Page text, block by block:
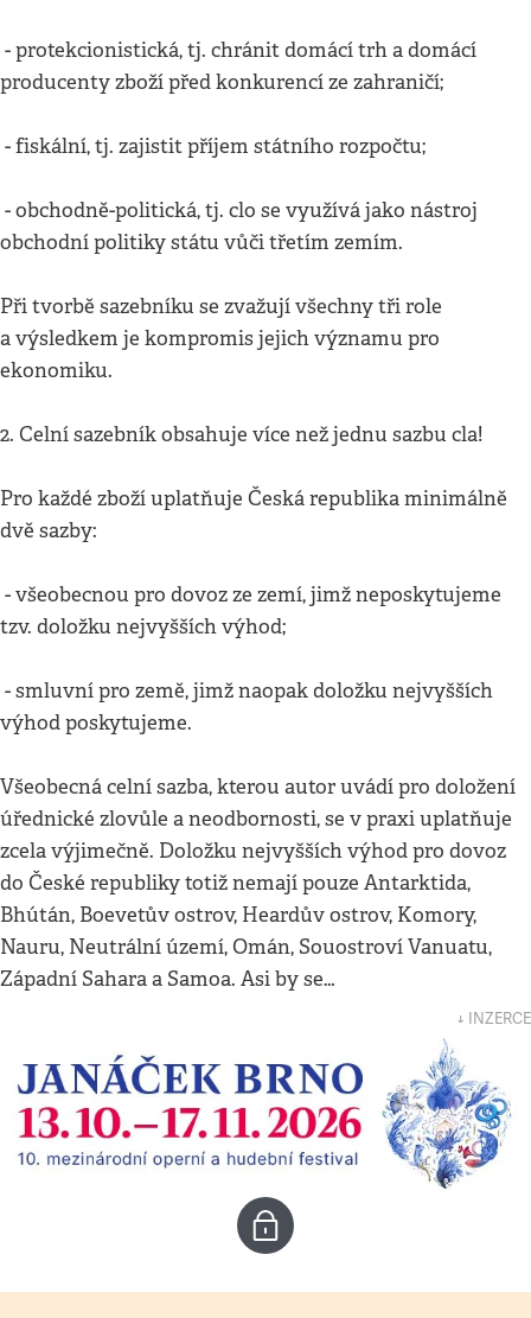
- protekcionistická, tj. chránit domácí trh a domácí
producenty zboží před konkurencí ze zahraničí;
- fiskální, tj. zajistit příjem státního rozpočtu;
- obchodně-politická, tj. clo se využívá jako nástroj
obchodní politiky státu vůči třetím zemím.
Při tvorbě sazebníku se zvažují všechny tři role
a výsledkem je kompromis jejich významu pro
ekonomiku.
2. Celní sazebník obsahuje více než jednu sazbu cla!
Pro každé zboží uplatňuje Česká republika minimálně
dvě sazby:
- všeobecnou pro dovoz ze zemí, jimž neposkytujeme
tzv. doložku nejvyšších výhod;
- smluvní pro země, jimž naopak doložku nejvyšších
výhod poskytujeme.
Všeobecná celní sazba, kterou autor uvádí pro doložení
úřednické zlovůle a neodbornosti, se v praxi uplatňuje
zcela výjimečně. Doložku nejvyšších výhod pro dovoz
do České republiky totiž nemají pouze Antarktida,
Bhútán, Boevetův ostrov, Heardův ostrov, Komory,
Nauru, Neutrální území, Omán, Souostroví Vanuatu,
Západní Sahara a Samoa. Asi by se…
↓ INZERCE